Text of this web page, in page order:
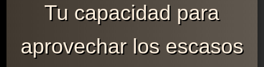
Tu capacidad para
aprovechar los escasos